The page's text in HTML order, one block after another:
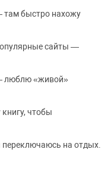
там быстро нахожу
сайты —
люблю «живой»
чтобы
переключаюсь на отдых.